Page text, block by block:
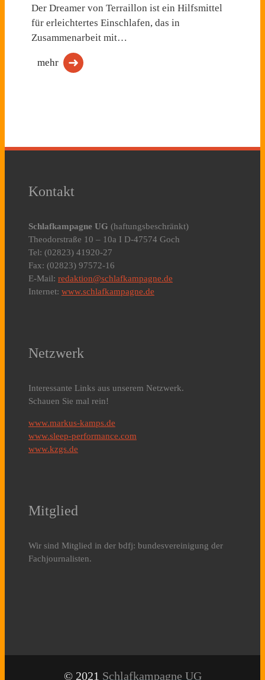
Der Dreamer von Terraillon ist ein Hilfsmittel
für erleichtertes Einschlafen, das in
Zusammenarbeit mit…
mehr
Kontakt
Schlafkampagne UG (haftungsbeschränkt)
Theodorstraße 10 – 10a I D-47574 Goch
Tel: (02823) 41920-27
Fax: (02823) 97572-16
E-Mail: redaktion@schlafkampagne.de
Internet: www.schlafkampagne.de
Netzwerk
Interessante Links aus unserem Netzwerk.
Schauen Sie mal rein!
www.markus-kamps.de
www.sleep-performance.com
www.kzgs.de
Mitglied
Wir sind Mitglied in der bdfj: bundesvereinigung der
Fachjournalisten.
© 2021 Schlafkampagne UG